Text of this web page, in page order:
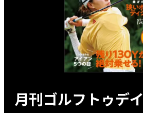
月刊ゴルフトゥデイ